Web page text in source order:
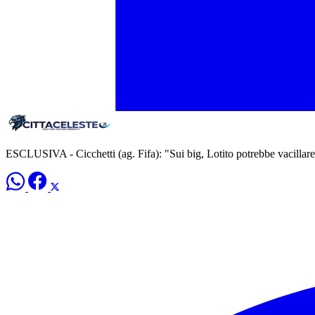
ESCLUSIVA - Cicchetti (ag. Fifa): "Sui big, Lotito potrebbe